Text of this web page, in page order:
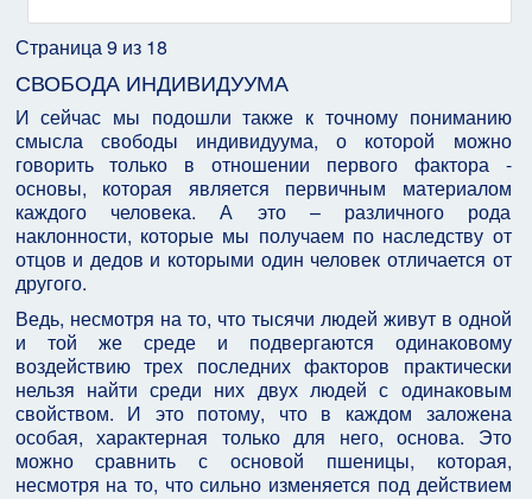
Страница 9 из 18
СВОБОДА ИНДИВИДУУМА
И сейчас мы подошли также к точному пониманию
смысла свободы индивидуума, о которой можно
говорить только в отношении первого фактора -
основы, которая является первичным материалом
каждого человека. А это – различного рода
наклонности, которые мы получаем по наследству от
отцов и дедов и которыми один человек отличается от
другого.
Ведь, несмотря на то, что тысячи людей живут в одной
и той же среде и подвергаются одинаковому
воздействию трех последних факторов практически
нельзя найти среди них двух людей с одинаковым
свойством. И это потому, что в каждом заложена
особая, характерная только для него, основа. Это
можно сравнить с основой пшеницы, которая,
несмотря на то, что сильно изменяется под действием